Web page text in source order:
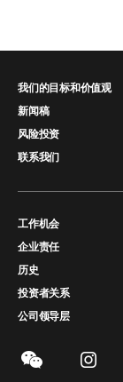
我们的目标和价值观
新闻稿
风险投资
联系我们
工作机会
企业责任
历史
投资者关系
公司领导层